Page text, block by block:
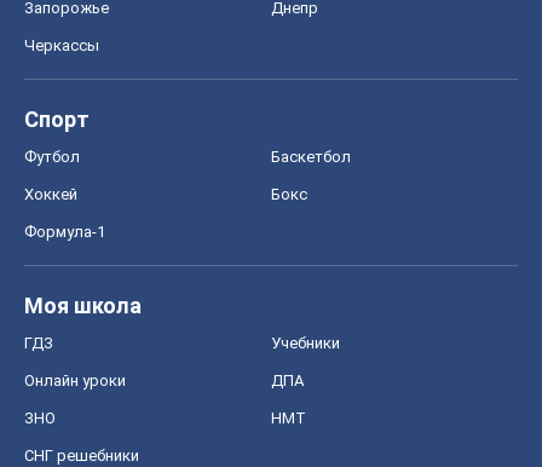
Запорожье Днепр
Черкассы
Спорт
Футбол Баскетбол
Хоккей Бокс
Формула-1
Моя школа
ГДЗ Учебники
Онлайн уроки ДПА
ЗНО НМТ
СНГ решебники